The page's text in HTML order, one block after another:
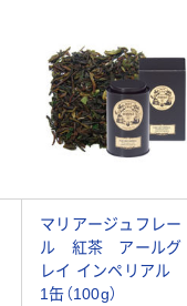
マリアージュフレー
ル 紅茶 アールグ
レイ インペリアル
1缶（100g）